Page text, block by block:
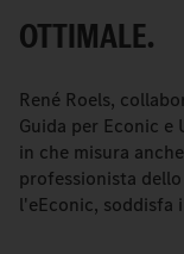
OTTIMALE.
René Roels,
Guida per Econic
in che misura
professionista
l'eEconic, soddisfa